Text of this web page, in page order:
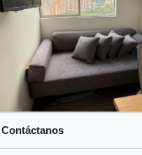
Contáctanos